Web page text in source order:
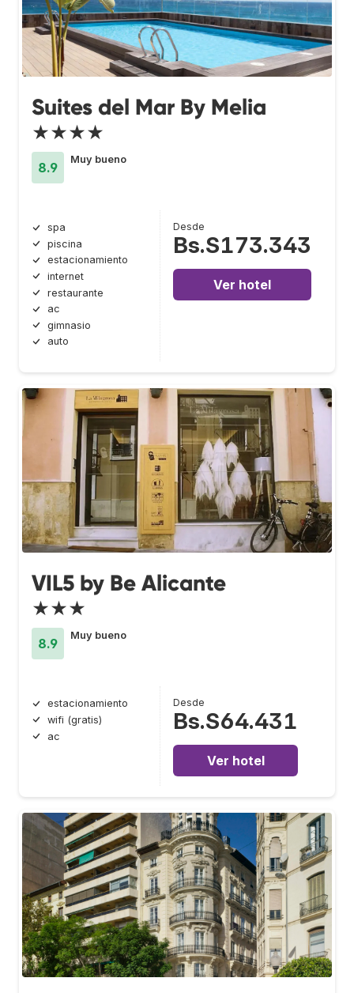
Suites del Mar By Melia
★★★★
8.9
Muy bueno
spa
piscina
estacionamiento
internet
restaurante
ac
gimnasio
auto
Desde
Bs.S173.343
Ver hotel
VIL5 by Be Alicante
★★★
8.9
Muy bueno
estacionamiento
wifi (gratis)
ac
Desde
Bs.S64.431
Ver hotel